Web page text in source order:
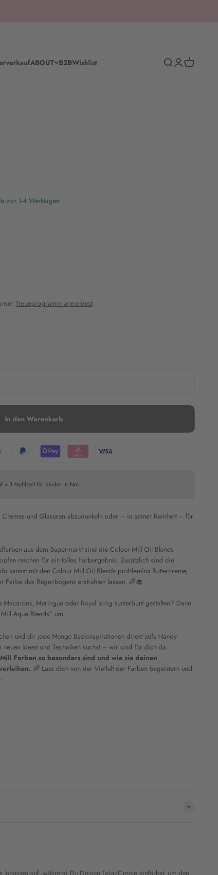
ABOUT B2BWishlist SucheAnmelden
Warenkorb
von 1-4 Werktagen
Treueprogramm anmeldest.
In den Warenkorb
= 1 Mahlzeit für Kinder in Not.
und Glasuren abzudunkeln oder – in seiner Reinheit – für
aus dem Supermarkt sind die Colour Mill Oil Blends
reichen für ein tolles Farbergebnis. Zusätzlich sind die
kannst mit den Colour Mill Oil Blends problemlos Buttercreme,
Farbe des Regenbogens erstrahlen lassen. 🌈🧁
Meringue oder Royal Icing kunterbunt gestalten? Dann
Aqua Blends” um.
und dir jede Menge Backinspirationen direkt aufs Handy
Ideen und Techniken suchst – wir sind für dich da.
Farben so besonders sind und wie sie deinen
🌈 Lass dich von der Vielfalt der Farben begeistern und
auf, während Du Deinen Teig/Creme einfärbst, um den